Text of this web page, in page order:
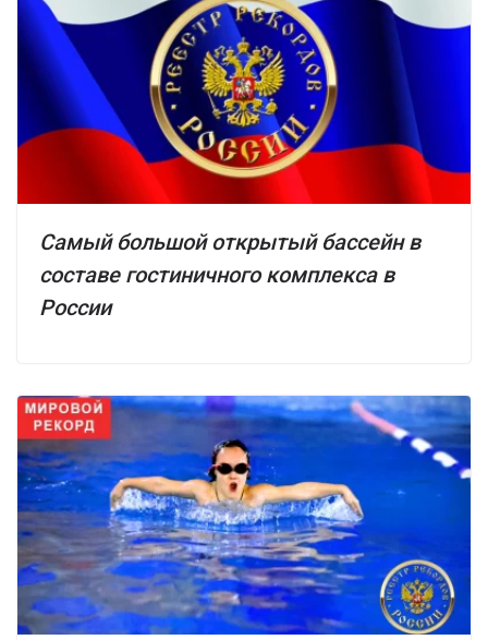
Самый большой открытый бассейн в
составе гостиничного комплекса в
России